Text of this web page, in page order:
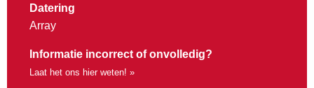
Datering
Array
Informatie incorrect of onvolledig?
Laat het ons hier weten! »